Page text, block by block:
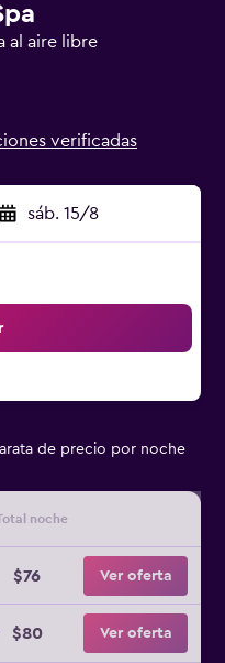
al aire libre
verificadas
sáb. 15/8
de precio por noche
noche
$76 Ver oferta
$80 Ver oferta